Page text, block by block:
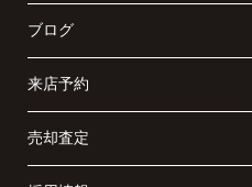
ブログ
来店予約
売却査定